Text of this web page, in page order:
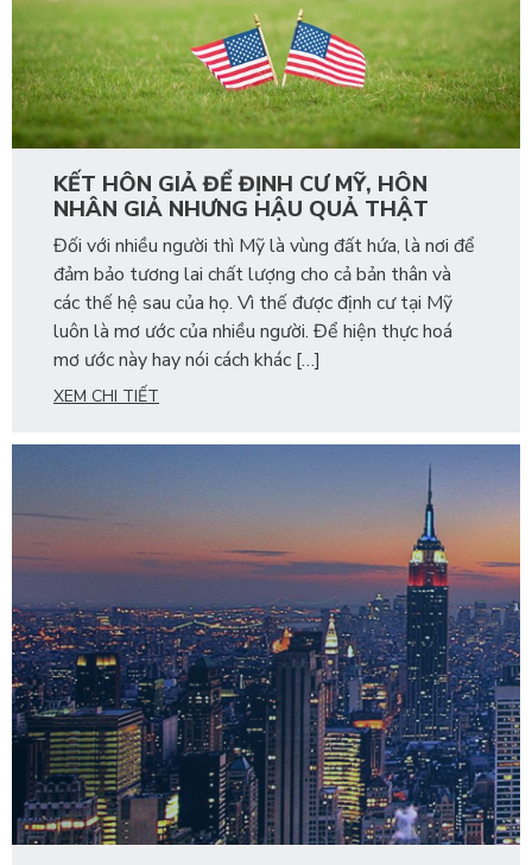
KẾT HÔN GIẢ ĐỂ ĐỊNH CƯ MỸ, HÔN
NHÂN GIẢ NHƯNG HẬU QUẢ THẬT
Đối với nhiều người thì Mỹ là vùng đất hứa, là nơi để
đảm bảo tương lai chất lượng cho cả bản thân và
các thế hệ sau của họ. Vì thế được định cư tại Mỹ
luôn là mơ ước của nhiều người. Để hiện thực hoá
mơ ước này hay nói cách khác […]
XEM CHI TIẾT